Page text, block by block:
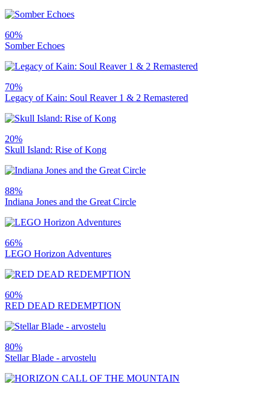
60%
Somber Echoes
70%
Legacy of Kain: Soul Reaver 1 & 2 Remastered
20%
Skull Island: Rise of Kong
88%
Indiana Jones and the Great Circle
66%
LEGO Horizon Adventures
60%
RED DEAD REDEMPTION
80%
Stellar Blade - arvostelu